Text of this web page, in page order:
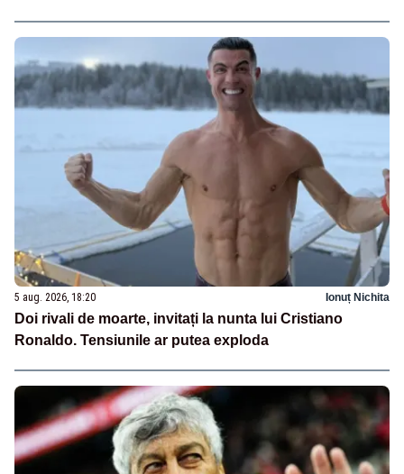
5 aug. 2026, 18:20 Ionuț Nichita
Doi rivali de moarte, invitați la nunta lui Cristiano
Ronaldo. Tensiunile ar putea exploda